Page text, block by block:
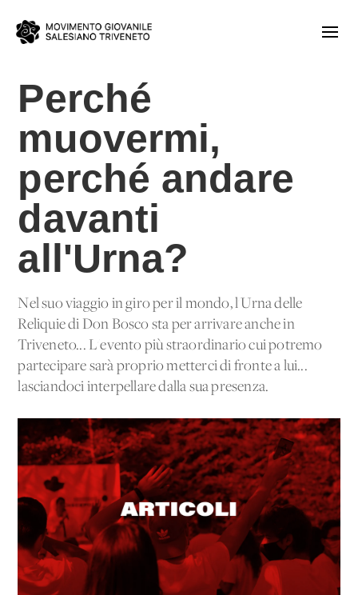
Perché
muovermi,
perché andare
davanti
all'Urna?
Nel suo viaggio in giro per il mondo, l'Urna delle
Reliquie di Don Bosco sta per arrivare anche in
Triveneto... L'evento più straordinario cui potremo
partecipare sarà proprio metterci di fronte a lui...
lasciandoci interpellare dalla sua presenza.